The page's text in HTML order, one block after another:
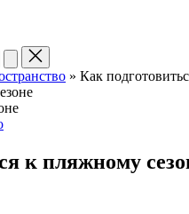
» Как
к пляжному